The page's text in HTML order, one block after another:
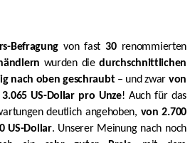
Befragung von fast30renommierten
wurden diedurchschnittlichen
nach oben geschraubt– und zwar von
3.065 US-Dollar pro Unze! Auch für das
deutlich angehoben, von 2.700
US-Dollar. Unserer Meinung nach noch